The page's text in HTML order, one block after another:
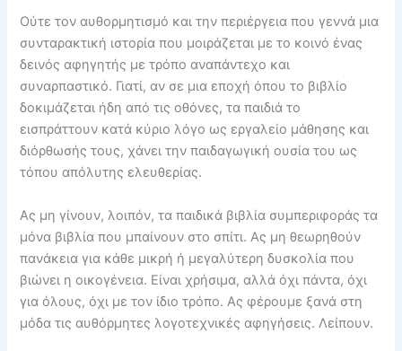
Ούτε τον αυθορμητισμό και την περιέργεια που γεννά μια
συνταρακτική ιστορία που μοιράζεται με το κοινό ένας
δεινός αφηγητής με τρόπο αναπάντεχο και
συναρπαστικό. Γιατί, αν σε μια εποχή όπου το βιβλίο
δοκιμάζεται ήδη από τις οθόνες, τα παιδιά το
εισπράττουν κατά κύριο λόγο ως εργαλείο μάθησης και
διόρθωσής τους, χάνει την παιδαγωγική ουσία του ως
τόπου απόλυτης ελευθερίας.
Ας μη γίνουν, λοιπόν, τα παιδικά βιβλία συμπεριφοράς τα
μόνα βιβλία που μπαίνουν στο σπίτι. Ας μη θεωρηθούν
πανάκεια για κάθε μικρή ή μεγαλύτερη δυσκολία που
βιώνει η οικογένεια. Είναι χρήσιμα, αλλά όχι πάντα, όχι
για όλους, όχι με τον ίδιο τρόπο. Ας φέρουμε ξανά στη
μόδα τις αυθόρμητες λογοτεχνικές αφηγήσεις. Λείπουν.